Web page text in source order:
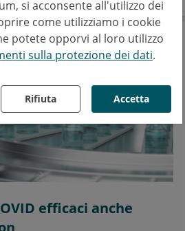
si acconsente all'utilizzo dei
come utilizziamo i cookie
potete opporvi al loro utilizzo
sulla protezione dei dati.
Rifiuta Accetta
efficaci anche